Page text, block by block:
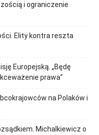
i ograniczenie
Elity kontra reszta
Europejską. „Będę
prawa”
na Polaków i
Michalkiewicz o